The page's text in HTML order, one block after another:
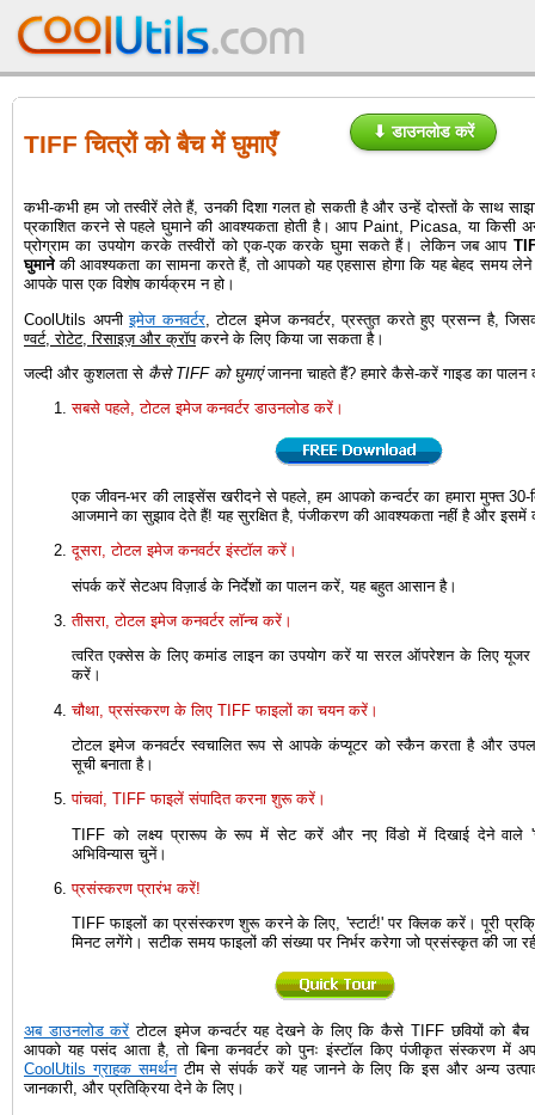
TIFF चित्रों को बैच में घुमाएँ ⬇ डाउनलोड करें
कभी-कभी हम जो तस्वीरें लेते हैं, उनकी दिशा गलत हो सकती है और उन्हें दोस्तों के साथ
प्रकाशित करने से पहले घुमाने की आवश्यकता होती है। आप Paint, Picasa, या किसी
प्रोग्राम का उपयोग करके तस्वीरों को एक-एक करके घुमा सकते हैं। लेकिन जब आप
घुमानेकी आवश्यकता का सामना करते हैं, तो आपको यह एहसास होगा कि यह बेहद समय
आपके पास एक विशेष कार्यक्रम न हो।
CoolUtils अपनीइमेज कनवर्टर, टोटल इमेज कनवर्टर, प्रस्तुत करते हुए प्रसन्न है,
ण्वर्ट, रोटेट, रिसाइज़ और क्रॉपकरने के लिए किया जा सकता है।
जल्दी और कुशलता से कैसे TIFF को घुमाएंजानना चाहते हैं? हमारे कैसे-करें गाइड का पालन
सबसे पहले, टोटल इमेज कनवर्टर डाउनलोड करें।
एक जीवन-भर की लाइसेंस खरीदने से पहले, हम आपको कन्वर्टर का हमारा मुफ्त 30-
आजमाने का सुझाव देते हैं! यह सुरक्षित है, पंजीकरण की आवश्यकता नहीं है और इसमें
दूसरा, टोटल इमेज कनवर्टर इंस्टॉल करें।
संपर्क करें सेटअप विज़ार्ड के निर्देशों का पालन करें, यह बहुत आसान है।
तीसरा, टोटल इमेज कनवर्टर लॉन्च करें।
त्वरित एक्सेस के लिए कमांड लाइन का उपयोग करें या सरल ऑपरेशन के लिए
करें।
चौथा, प्रसंस्करण के लिए TIFF फाइलों का चयन करें।
टोटल इमेज कनवर्टर स्वचालित रूप से आपके कंप्यूटर को स्कैन करता है और
सूची बनाता है।
पांचवां, TIFF फाइलें संपादित करना शुरू करें।
TIFF को लक्ष्य प्रारूप के रूप में सेट करें और नए विंडो में दिखाई देने वाले
अभिविन्यास चुनें।
प्रसंस्करण प्रारंभ करें!
TIFF फाइलों का प्रसंस्करण शुरू करने के लिए, 'स्टार्ट!' पर क्लिक करें। पूरी
मिनट लगेंगे। सटीक समय फाइलों की संख्या पर निर्भर करेगा जो प्रसंस्कृत की जा
अब डाउनलोड करें टोटल इमेज कन्वर्टर यह देखने के लिए कि कैसे TIFF छवियों को बैच
आपको यह पसंद आता है, तो बिना कनवर्टर को पुनः इंस्टॉल किए पंजीकृत संस्करण में
CoolUtils ग्राहक समर्थनटीम से संपर्क करें यह जानने के लिए कि इस और अन्य
जानकारी, और प्रतिक्रिया देने के लिए।